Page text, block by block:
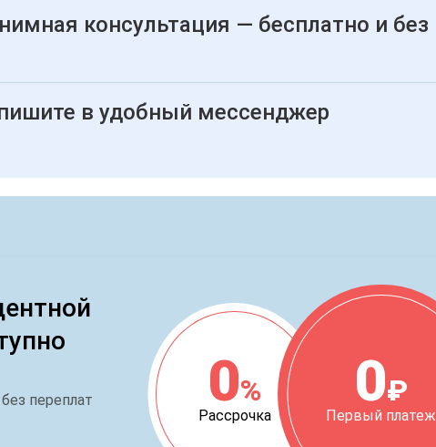
консультация — бесплатно и без
в удобный мессенджер
переплат 0%
Рассрочка
0₽
Первый платеж